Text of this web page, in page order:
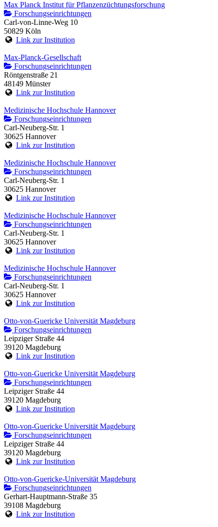
Max Planck Institut für Pflanzenzüchtungsforschung
Forschungseinrichtungen
Carl-von-Linne-Weg 10
50829 Köln
Link zur Institution
Max-Planck-Gesellschaft
Forschungseinrichtungen
Röntgenstraße 21
48149 Münster
Link zur Institution
Medizinische Hochschule Hannover
Forschungseinrichtungen
Carl-Neuberg-Str. 1
30625 Hannover
Link zur Institution
Medizinische Hochschule Hannover
Forschungseinrichtungen
Carl-Neuberg-Str. 1
30625 Hannover
Link zur Institution
Medizinische Hochschule Hannover
Forschungseinrichtungen
Carl-Neuberg-Str. 1
30625 Hannover
Link zur Institution
Medizinische Hochschule Hannover
Forschungseinrichtungen
Carl-Neuberg-Str. 1
30625 Hannover
Link zur Institution
Otto-von-Guericke Universität Magdeburg
Forschungseinrichtungen
Leipziger Straße 44
39120 Magdeburg
Link zur Institution
Otto-von-Guericke Universität Magdeburg
Forschungseinrichtungen
Leipziger Straße 44
39120 Magdeburg
Link zur Institution
Otto-von-Guericke Universität Magdeburg
Forschungseinrichtungen
Leipziger Straße 44
39120 Magdeburg
Link zur Institution
Otto-von-Guericke-Universität Magdeburg
Forschungseinrichtungen
Gerhart-Hauptmann-Straße 35
39108 Magdeburg
Link zur Institution